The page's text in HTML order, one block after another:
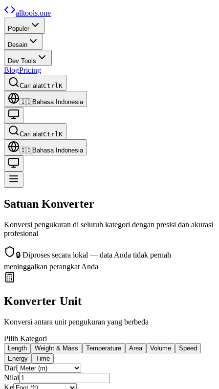
alltools.one
Populer
Desain
Dev Tools
BlogPricing
Cari alatCtrlK
🇮🇩Bahasa Indonesia
Cari alatCtrlK
🇮🇩Bahasa Indonesia
Satuan Konverter
Konversi pengukuran di seluruh kategori dengan presisi dan akurasi
profesional
🔒 Diproses secara lokal — data Anda tidak pernah
meninggalkan perangkat Anda
Konverter Unit
Konversi antara unit pengukuran yang berbeda
Pilih Kategori
Length Weight & Mass Temperature Area Volume
Speed
Energy
Time
Dari
Nilai
Ke